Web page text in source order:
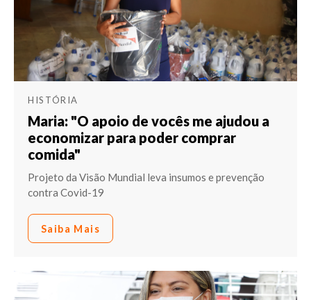
HISTÓRIA
Maria: "O apoio de vocês me ajudou a
economizar para poder comprar
comida"
Projeto da Visão Mundial leva insumos e prevenção
contra Covid-19
Saiba Mais